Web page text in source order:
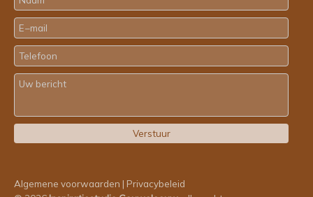
Algemene voorwaarden | Privacybeleid